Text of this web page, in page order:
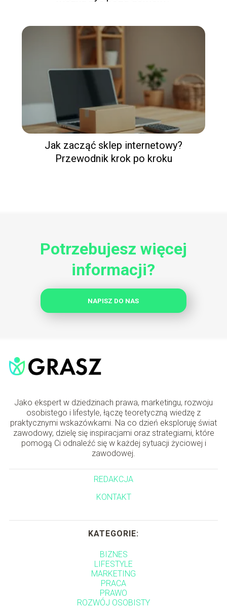
Jak zacząć sklep internetowy?
Przewodnik krok po kroku
Potrzebujesz więcej
informacji?
NAPISZ DO NAS
Jako ekspert w dziedzinach prawa, marketingu, rozwoju
osobistego i lifestyle, łączę teoretyczną wiedzę z
praktycznymi wskazówkami. Na co dzień eksploruję świat
zawodowy, dzielę się inspiracjami oraz strategiami, które
pomogą Ci odnaleźć się w każdej sytuacji życiowej i
zawodowej.
REDAKCJA
KONTAKT
KATEGORIE:
BIZNES
LIFESTYLE
MARKETING
PRACA
PRAWO
ROZWÓJ OSOBISTY